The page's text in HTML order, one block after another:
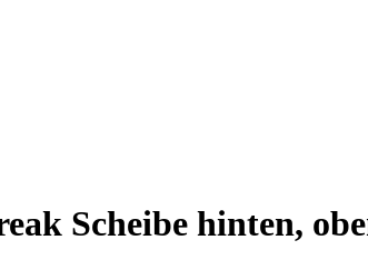
Scheibe hinten,